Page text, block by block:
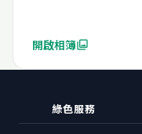
開啟相簿photo_library
綠色服務